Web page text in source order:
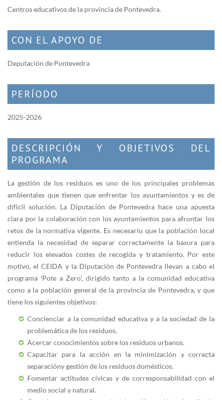
Centros educativos de la provincia de Pontevedra.
CON EL APOYO DE
Deputación de Pontevedra
PERÍODO
2025-2026
DESCRIPCIÓN Y OBJETIVOS DEL
PROGRAMA
La gestión de los residuos es uno de los principales problemas
ambientales que tienen que enfrentar los ayuntamientos y es de
díficil solución. La Diputación de Pontevedra hace una apuesta
clara por la colaboración con los ayuntamientos para afrontar los
retos de la normativa vigente. Es necesario que la población local
entienda la necesidad de separar correctamente la basura para
reducir los elevados costes de recogida y tratamiento. Por este
motivo, el CEIDA y la Diputación de Pontevedra llevan a cabo el
programa 'Pote a Zero', dirigido tanto a la comunidad educativa
como a la población general de la provincia de Pontevedra, y que
tiene los siguientes objetivos:
Concienciar a la comunidad educativa y a la sociedad de la
problemática de los residuos.
Acercar conocimientos sobre los residuos urbanos.
Capacitar para la acción en la minimización y correcta
separacióny gestión de los residuos domésticos.
Fomentar actitudes cívicas y de corresponsabilidad con el
medio social y natural.